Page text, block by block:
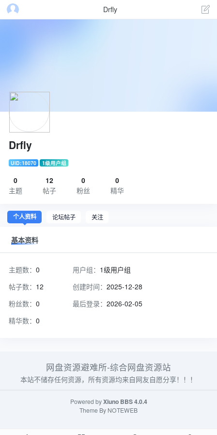
Drfly
Drfly
UID:18070 1级用户组
0
主题
12
帖子
0
粉丝
0
精华
个人资料 论坛帖子 关注
基本资料
主题数： 0
帖子数： 12
粉丝数： 0
精华数： 0
用户组： 1级用户组
创建时间：2025-12-28
最后登录：2026-02-05
网盘资源避难所-综合网盘资源站
本站不储存任何资源，所有资源均来自网友自愿分享！！！
Powered byXiuno BBS4.0.4
Theme By NOTEWEB